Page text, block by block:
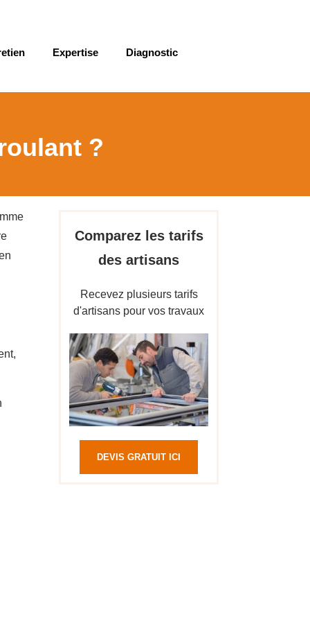
Expertise Diagnostic
?
Comparez les tarifs
des artisans
Recevez plusieurs tarifs
d'artisans pour vos travaux
DEVIS GRATUIT ICI